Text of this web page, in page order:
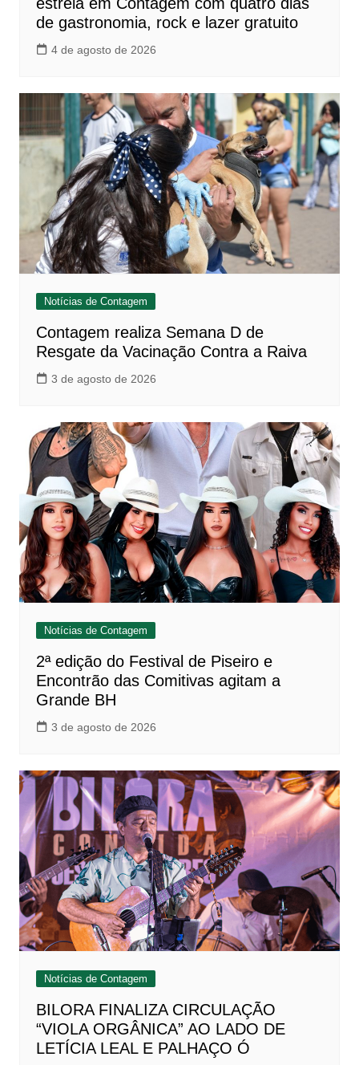
de gastronomia, rock e lazer gratuito
4 de agosto de 2026
Notícias de Contagem
Contagem realiza Semana D de
Resgate da Vacinação Contra a Raiva
3 de agosto de 2026
Notícias de Contagem
2ª edição do Festival de Piseiro e
Encontrão das Comitivas agitam a
Grande BH
3 de agosto de 2026
Notícias de Contagem
BILORA FINALIZA CIRCULAÇÃO
“VIOLA ORGÂNICA” AO LADO DE
LETÍCIA LEAL E PALHAÇO Ó